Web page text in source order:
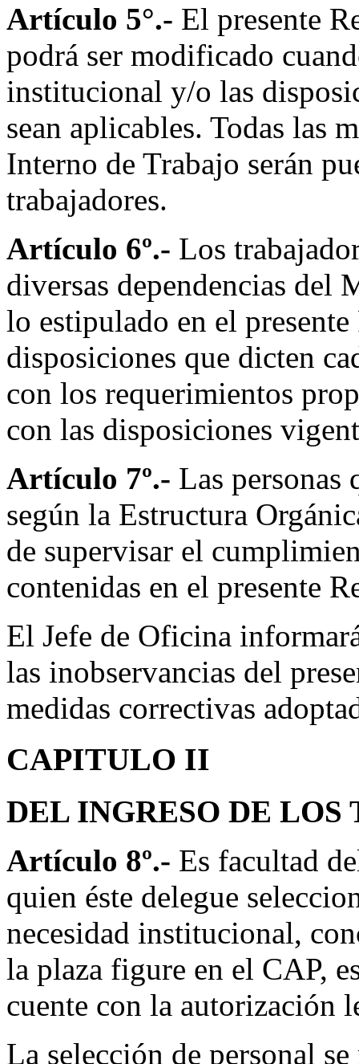
Artículo 5°.- El presente
podrá ser modificado
institucional y/o las
sean aplicables. Todas las
Interno de Trabajo serán
trabajadores.
Artículo 6º.- Los
diversas dependencias del
lo estipulado en el
disposiciones que dicten
con los requerimientos
con las disposiciones
Artículo 7º.- Las personas
según la Estructura
de supervisar el
contenidas en el presente
El Jefe de Oficina
las inobservancias del
medidas correctivas
CAPITULO II
DEL INGRESO DE LOS
Artículo 8º.- Es facultad
quien éste delegue
necesidad institucional,
la plaza figure en el CAP,
cuente con la autorización
La selección de personal